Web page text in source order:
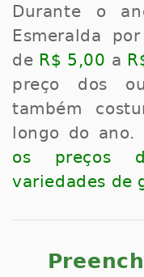
Durante o
Esmeralda
de R$ 5,00 a
preço dos
também
longo do ano.
os preços
variedades de